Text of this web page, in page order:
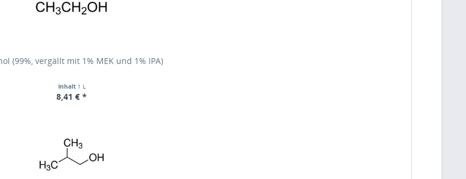
(99%, vergällt mit 1% MEK und 1% IPA)
Inhalt 1 L
8,41 € *